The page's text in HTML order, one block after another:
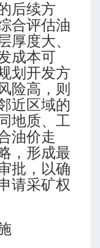
后续方
合评估油
厚度大、
成本可
划开发方
险高，则
近区域的
地质、工
油价走
，形成最
批，以确
请采矿权